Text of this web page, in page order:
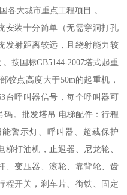
各大城市重点工程项目 。
安装十分简单（无需穿洞打孔
发射距离较远，且绕射能力较
按国标GB5144-2007塔式起重
铰点高度大于50m的起重机，
台呼叫器信号，每个呼叫器可
码。批发塔吊 电梯配件：行程
警示灯、呼叫器、超载保护
打油机，止退器、尼龙轮、
、变压器、滚轮、靠背轮、齿
程开关，刹车片、衔铁、固定